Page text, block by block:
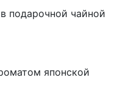
подарочной чайной
японской